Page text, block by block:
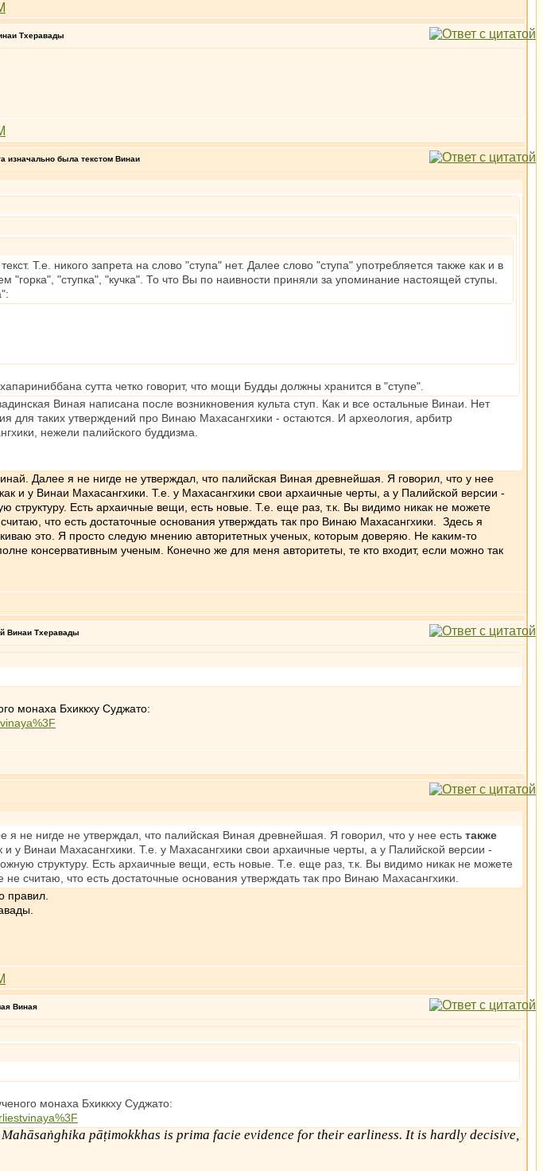
Тхеравады
изначально была текстом Винаи
Т.е. никого запрета на слово "ступа" нет. Далее слово "ступа" употребляется также как и в
"горка", "ступка", "кучка". То что Вы по наивности приняли за упоминание настоящей ступы.
сутта четко говорит, что мощи Будды должны хранится в "ступе".
Виная написана после возникновения культа ступ. Как и все остальные Винаи. Нет
для таких утверждений про Винаю Махасангхики - остаются. И археология, арбитр
нежели палийского буддизма.
Далее я не нигде не утверждал, что палийская Виная древнейшая. Я говорил, что у нее
и у Винаи Махасангхики. Т.е. у Махасангхики свои архаичные черты, а у Палийской версии -
структуру. Есть архаичные вещи, есть новые. Т.е. еще раз, т.к. Вы видимо никак не можете
что есть достаточные основания утверждать так про Винаю Махасангхики. Здесь я
это. Я просто следую мнению авторитетных ученых, которым доверяю. Не каким-то
консервативным ученым. Конечно же для меня авторитеты, те кто входит, если можно так
Винаи Тхеравады
монаха Бхиккху Суджато:
я не нигде не утверждал, что палийская Виная древнейшая. Я говорил, что у нее есть также
у Винаи Махасангхики. Т.е. у Махасангхики свои архаичные черты, а у Палийской версии -
структуру. Есть архаичные вещи, есть новые. Т.е. еще раз, т.к. Вы видимо никак не можете
считаю, что есть достаточные основания утверждать так про Винаю Махасангхики.
правил.
Виная
монаха Бхиккху Суджато:
pāṭimokkhas is prima facie evidence for their earliness. It is hardly decisive,